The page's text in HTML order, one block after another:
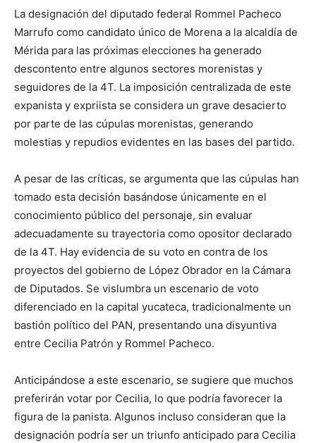
La designación del diputado federal Rommel Pacheco
Marrufo como candidato único de Morena a la alcaldía de
Mérida para las próximas elecciones ha generado
descontento entre algunos sectores morenistas y
seguidores de la 4T. La imposición centralizada de este
expanista y expriista se considera un grave desacierto
por parte de las cúpulas morenistas, generando
molestias y repudios evidentes en las bases del partido.
A pesar de las críticas, se argumenta que las cúpulas han
tomado esta decisión basándose únicamente en el
conocimiento público del personaje, sin evaluar
adecuadamente su trayectoria como opositor declarado
de la 4T. Hay evidencia de su voto en contra de los
proyectos del gobierno de López Obrador en la Cámara
de Diputados. Se vislumbra un escenario de voto
diferenciado en la capital yucateca, tradicionalmente un
bastión político del PAN, presentando una disyuntiva
entre Cecilia Patrón y Rommel Pacheco.
Anticipándose a este escenario, se sugiere que muchos
preferirán votar por Cecilia, lo que podría favorecer la
figura de la panista. Algunos incluso consideran que la
designación podría ser un triunfo anticipado para Cecilia